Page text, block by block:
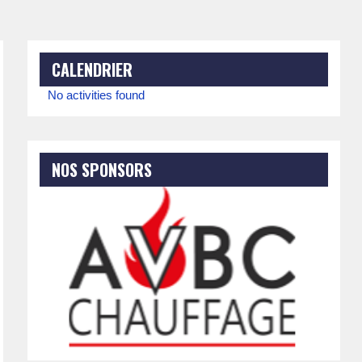
CALENDRIER
No activities found
NOS SPONSORS